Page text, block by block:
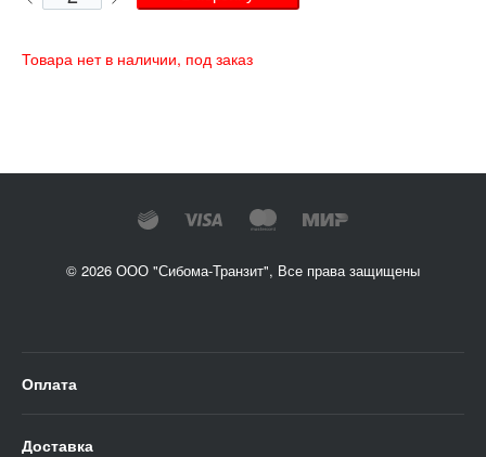
Товара нет в наличии, под заказ
© 2026 ООО "Сибома-Транзит", Все права защищены
Оплата
Доставка